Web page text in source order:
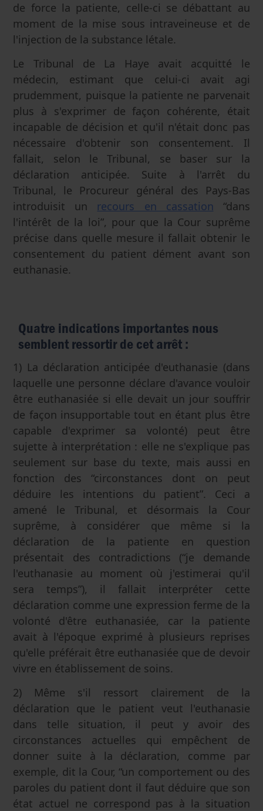
de force la patiente, celle-ci se débattant au
moment de la mise sous intraveineuse et de
l'injection de la substance létale.
Le Tribunal de La Haye avait acquitté le
médecin, estimant que celui-ci avait agi
prudemment, puisque la patiente ne parvenait
plus à s'exprimer de façon cohérente, était
incapable de décision et qu'il n'était donc pas
nécessaire d'obtenir son consentement. Il
fallait, selon le Tribunal, se baser sur la
déclaration anticipée. Suite à l'arrêt du
Tribunal, le Procureur général des Pays-Bas
introduisit un recours en cassation “dans
l'intérêt de la loi”, pour que la Cour suprême
précise dans quelle mesure il fallait obtenir le
consentement du patient dément avant son
euthanasie.
Quatre indications importantes nous
semblent ressortir de cet arrêt :
1) La déclaration anticipée d'euthanasie (dans
laquelle une personne déclare d'avance vouloir
être euthanasiée si elle devait un jour souffrir
de façon insupportable tout en étant plus être
capable d'exprimer sa volonté) peut être
sujette à interprétation : elle ne s'explique pas
seulement sur base du texte, mais aussi en
fonction des “circonstances dont on peut
déduire les intentions du patient”. Ceci a
amené le Tribunal, et désormais la Cour
suprême, à considérer que même si la
déclaration de la patiente en question
présentait des contradictions (“je demande
l'euthanasie au moment où j'estimerai qu'il
sera temps”), il fallait interpréter cette
déclaration comme une expression ferme de la
volonté d'être euthanasiée, car la patiente
avait à l'époque exprimé à plusieurs reprises
qu'elle préférait être euthanasiée que de devoir
vivre en établissement de soins.
2) Même s'il ressort clairement de la
déclaration que le patient veut l'euthanasie
dans telle situation, il peut y avoir des
circonstances actuelles qui empêchent de
donner suite à la déclaration, comme par
exemple, dit la Cour, “un comportement ou des
paroles du patient dont il faut déduire que son
état actuel ne correspond pas à la situation